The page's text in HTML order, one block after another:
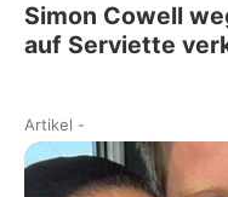
Simon Cowell
auf Serviette
Artikel -